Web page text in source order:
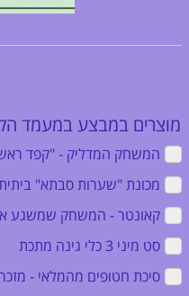
מוצרים במבצע במעמד
המשחק המדליק - "קפד
מכונת "שערות סבתא"
קאונטר - המשחק שמשגע
סט מיני 3 כלי גינה מתכת ‏
סיכת חטופים מהמלאי -